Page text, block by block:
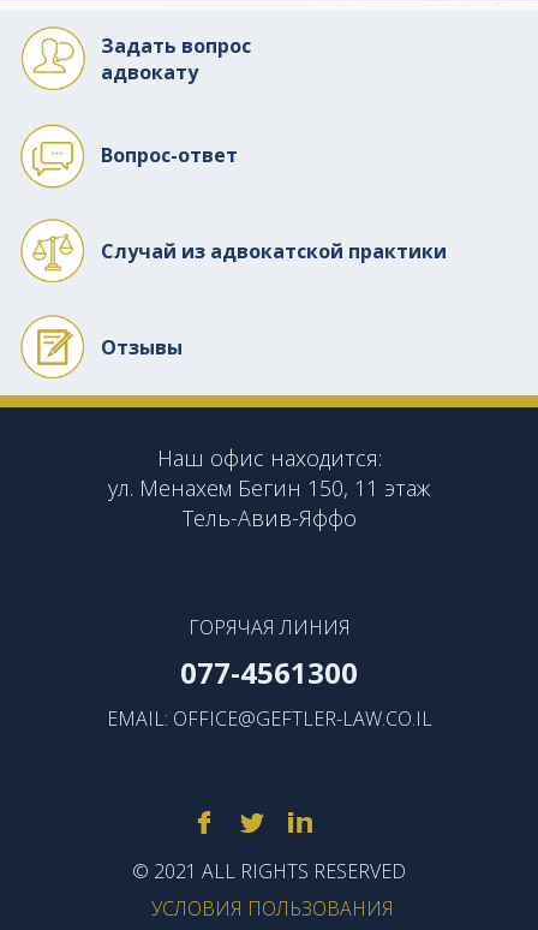
Задать вопрос
адвокату
Вопрос-ответ
Случай из адвокатской практики
Отзывы
Наш офис находится:
ул. Менахем Бегин 150, 11 этаж
Тель-Авив-Яффо
ГОРЯЧАЯ ЛИНИЯ
077-4561300
EMAIL: OFFICE@GEFTLER-LAW.CO.IL
© 2021 ALL RIGHTS RESERVED
УСЛОВИЯ ПОЛЬЗОВАНИЯ